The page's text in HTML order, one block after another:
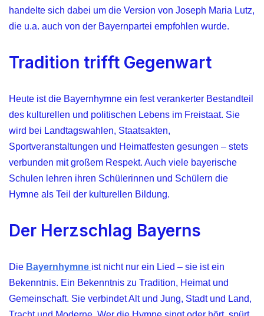
handelte sich dabei um die Version von Joseph Maria Lutz,
die u.a. auch von der Bayernpartei empfohlen wurde.
Tradition trifft Gegenwart
Heute ist die Bayernhymne ein fest verankerter Bestandteil
des kulturellen und politischen Lebens im Freistaat. Sie
wird bei Landtagswahlen, Staatsakten,
Sportveranstaltungen und Heimatfesten gesungen – stets
verbunden mit großem Respekt. Auch viele bayerische
Schulen lehren ihren Schülerinnen und Schülern die
Hymne als Teil der kulturellen Bildung.
Der Herzschlag Bayerns
Die Bayernhymne ist nicht nur ein Lied – sie ist ein
Bekenntnis. Ein Bekenntnis zu Tradition, Heimat und
Gemeinschaft. Sie verbindet Alt und Jung, Stadt und Land,